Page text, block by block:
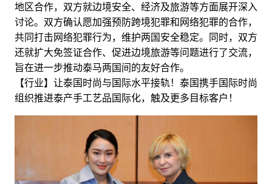
地区合作，双方就边境安全、经济及旅游等方面展开深入
讨论。双方确认愿加强预防跨境犯罪和网络犯罪的合作，
共同打击网络犯罪行为，维护两国安全稳定。同时，双方
还就扩大免签证合作、促进边境旅游等问题进行了交流，
旨在进一步推动泰马两国间的友好合作。
【行业】让泰国时尚与国际水平接轨！泰国携手国际时尚
组织推进泰产手工艺品国际化，触及更多目标客户！